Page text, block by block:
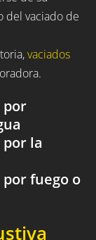
del vaciado de
vaciados
por
la
fuego o